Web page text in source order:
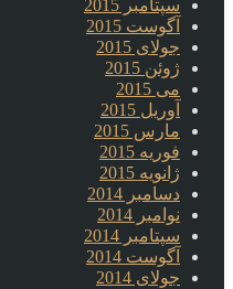
سپتامبر 2015
آگوست 2015
جولای 2015
ژوئن 2015
می 2015
آوریل 2015
مارس 2015
فوریه 2015
ژانویه 2015
دسامبر 2014
نوامبر 2014
سپتامبر 2014
آگوست 2014
جولای 2014